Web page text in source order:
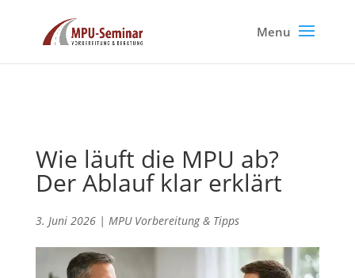
Wie läuft die MPU ab?
Der Ablauf klar erklärt
3. Juni 2026| MPU Vorbereitung & Tipps